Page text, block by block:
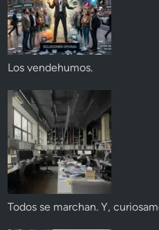
Los vendehumos.
Todos se marchan. Y,